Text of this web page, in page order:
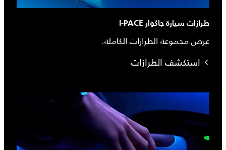
طرازات سيارة جاكوار I-PACE
عرض مجموعة الطرازات الكاملة.
استكشف الطرازات